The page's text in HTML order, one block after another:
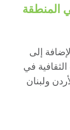
المنطقة
إلى
في
ولبنان